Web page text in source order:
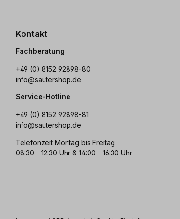
Kontakt
Fachberatung
+49 (0) 8152 92898-80
info@sautershop.de
Service-Hotline
+49 (0) 8152 92898-81
info@sautershop.de
Telefonzeit Montag bis Freitag
08:30 - 12:30 Uhr & 14:00 - 16:30 Uhr